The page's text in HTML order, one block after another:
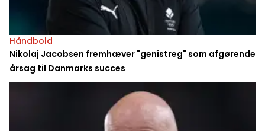
Håndbold
Nikolaj Jacobsen fremhæver "genistreg" som afgørende
årsag til Danmarks succes